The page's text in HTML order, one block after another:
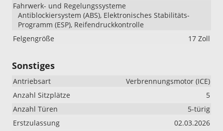
Fahrwerk- und Regelungssysteme
Antiblockiersystem (ABS), Elektronisches Stabilitäts-
Programm (ESP), Reifendruckkontrolle
Felgengröße
17 Zoll
Sonstiges
Antriebsart
Verbrennungsmotor (ICE)
Anzahl Sitzplätze
5
Anzahl Türen
5-türig
Erstzulassung
02.03.2026